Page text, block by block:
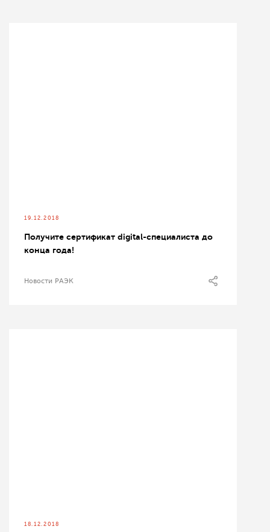
19.12.2018
Получите сертификат digital-специалиста до
конца года!
Новости РАЭК
18.12.2018